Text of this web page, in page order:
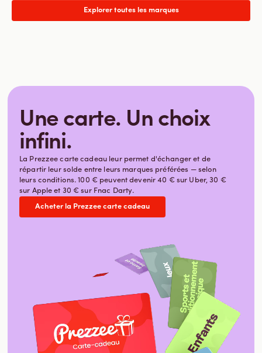
Explorer toutes les marques
Une carte. Un choix
infini.
La Prezzee carte cadeau leur permet d'échanger et de
répartir leur solde entre leurs marques préférées — selon
leurs conditions. 100 € peuvent devenir 40 € sur Uber, 30 €
sur Apple et 30 € sur Fnac Darty.
Acheter la Prezzee carte cadeau